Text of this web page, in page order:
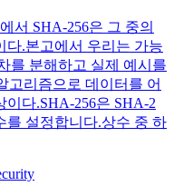
서 SHA-256은 그 중의
다.본고에서 우리는 가능
를 분해하고 실제 예시를
고리즘으로 데이터를 어
다.SHA-256은 SHA-2
를 설정합니다.상수 중 하